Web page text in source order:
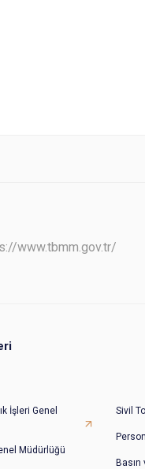
İşleri Genel
Müdürlüğü
Sivil
Basın